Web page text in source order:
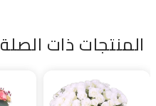
المنتجات ذات الصلة